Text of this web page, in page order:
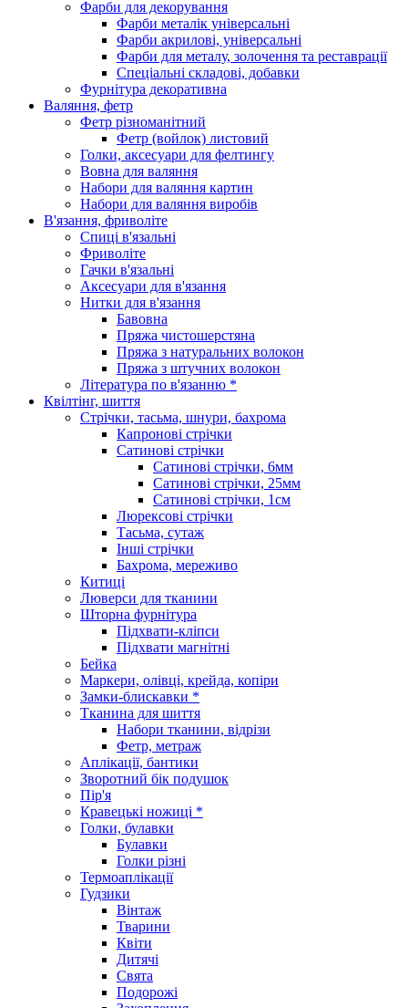
Фарби для декорування
Фарби металік універсальні
Фарби акрилові, універсальні
Фарби для металу, золочення та реставрації
Спеціальні складові, добавки
Фурнітура декоративна
Валяння, фетр
Фетр різноманітний
Фетр (войлок) листовий
Голки, аксесуари для фелтингу
Вовна для валяння
Набори для валяння картин
Набори для валяння виробів
В'язання, фриволіте
Спиці в'язальні
Фриволіте
Гачки в'язальні
Аксесуари для в'язання
Нитки для в'язання
Бавовна
Пряжа чистошерстяна
Пряжа з натуральних волокон
Пряжа з штучних волокон
Література по в'язанню *
Квілтінг, шиття
Стрічки, тасьма, шнури, бахрома
Капронові стрічки
Сатинові стрічки
Сатинові стрічки, 6мм
Сатинові стрічки, 25мм
Сатинові стрічки, 1см
Люрексові стрічки
Тасьма, сутаж
Інші стрічки
Бахрома, мереживо
Китиці
Люверси для тканини
Шторна фурнітура
Підхвати-кліпси
Підхвати магнітні
Бейка
Маркери, олівці, крейда, копіри
Замки-блискавки *
Тканина для шиття
Набори тканини, відрізи
Фетр, метраж
Аплікації, бантики
Зворотний бік подушок
Пір'я
Кравецькі ножиці *
Голки, булавки
Булавки
Голки різні
Термоаплікації
Гудзики
Вінтаж
Тварини
Квіти
Дитячі
Свята
Подорожі